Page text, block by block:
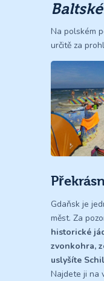
Na polském
určitě za
Gdaňsk je
měst. Za
historické
zvonkohra,
uslyšíte
Najdete ji na